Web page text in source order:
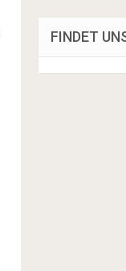
FINDET